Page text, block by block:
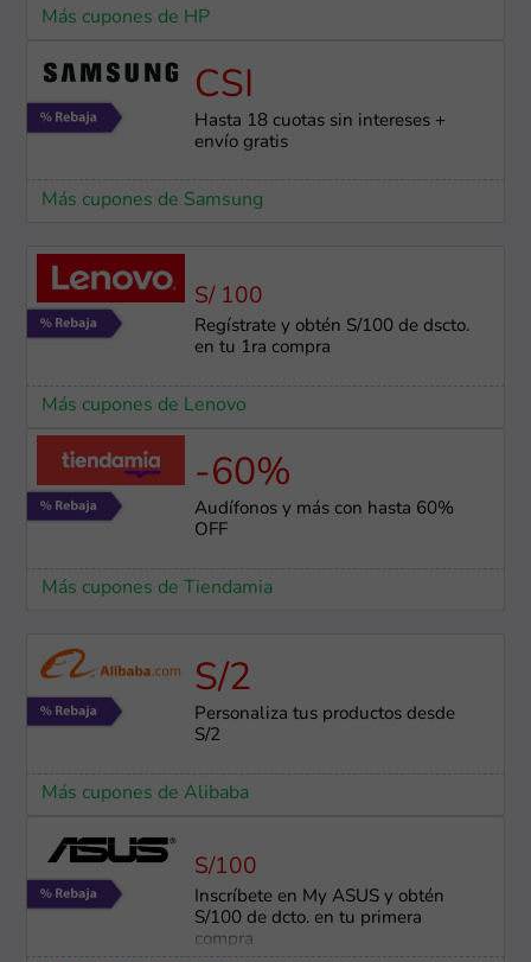
Más cupones de HP
CSI
Hasta 18 cuotas sin intereses +
envío gratis
Más cupones de Samsung
S/ 100
Regístrate y obtén S/100 de dscto.
en tu 1ra compra
Más cupones de Lenovo
-60%
Audífonos y más con hasta 60%
OFF
Más cupones de Tiendamia
S/2
Personaliza tus productos desde
S/2
Más cupones de Alibaba
S/100
Inscríbete en My ASUS y obtén
S/100 de dcto. en tu primera
compra